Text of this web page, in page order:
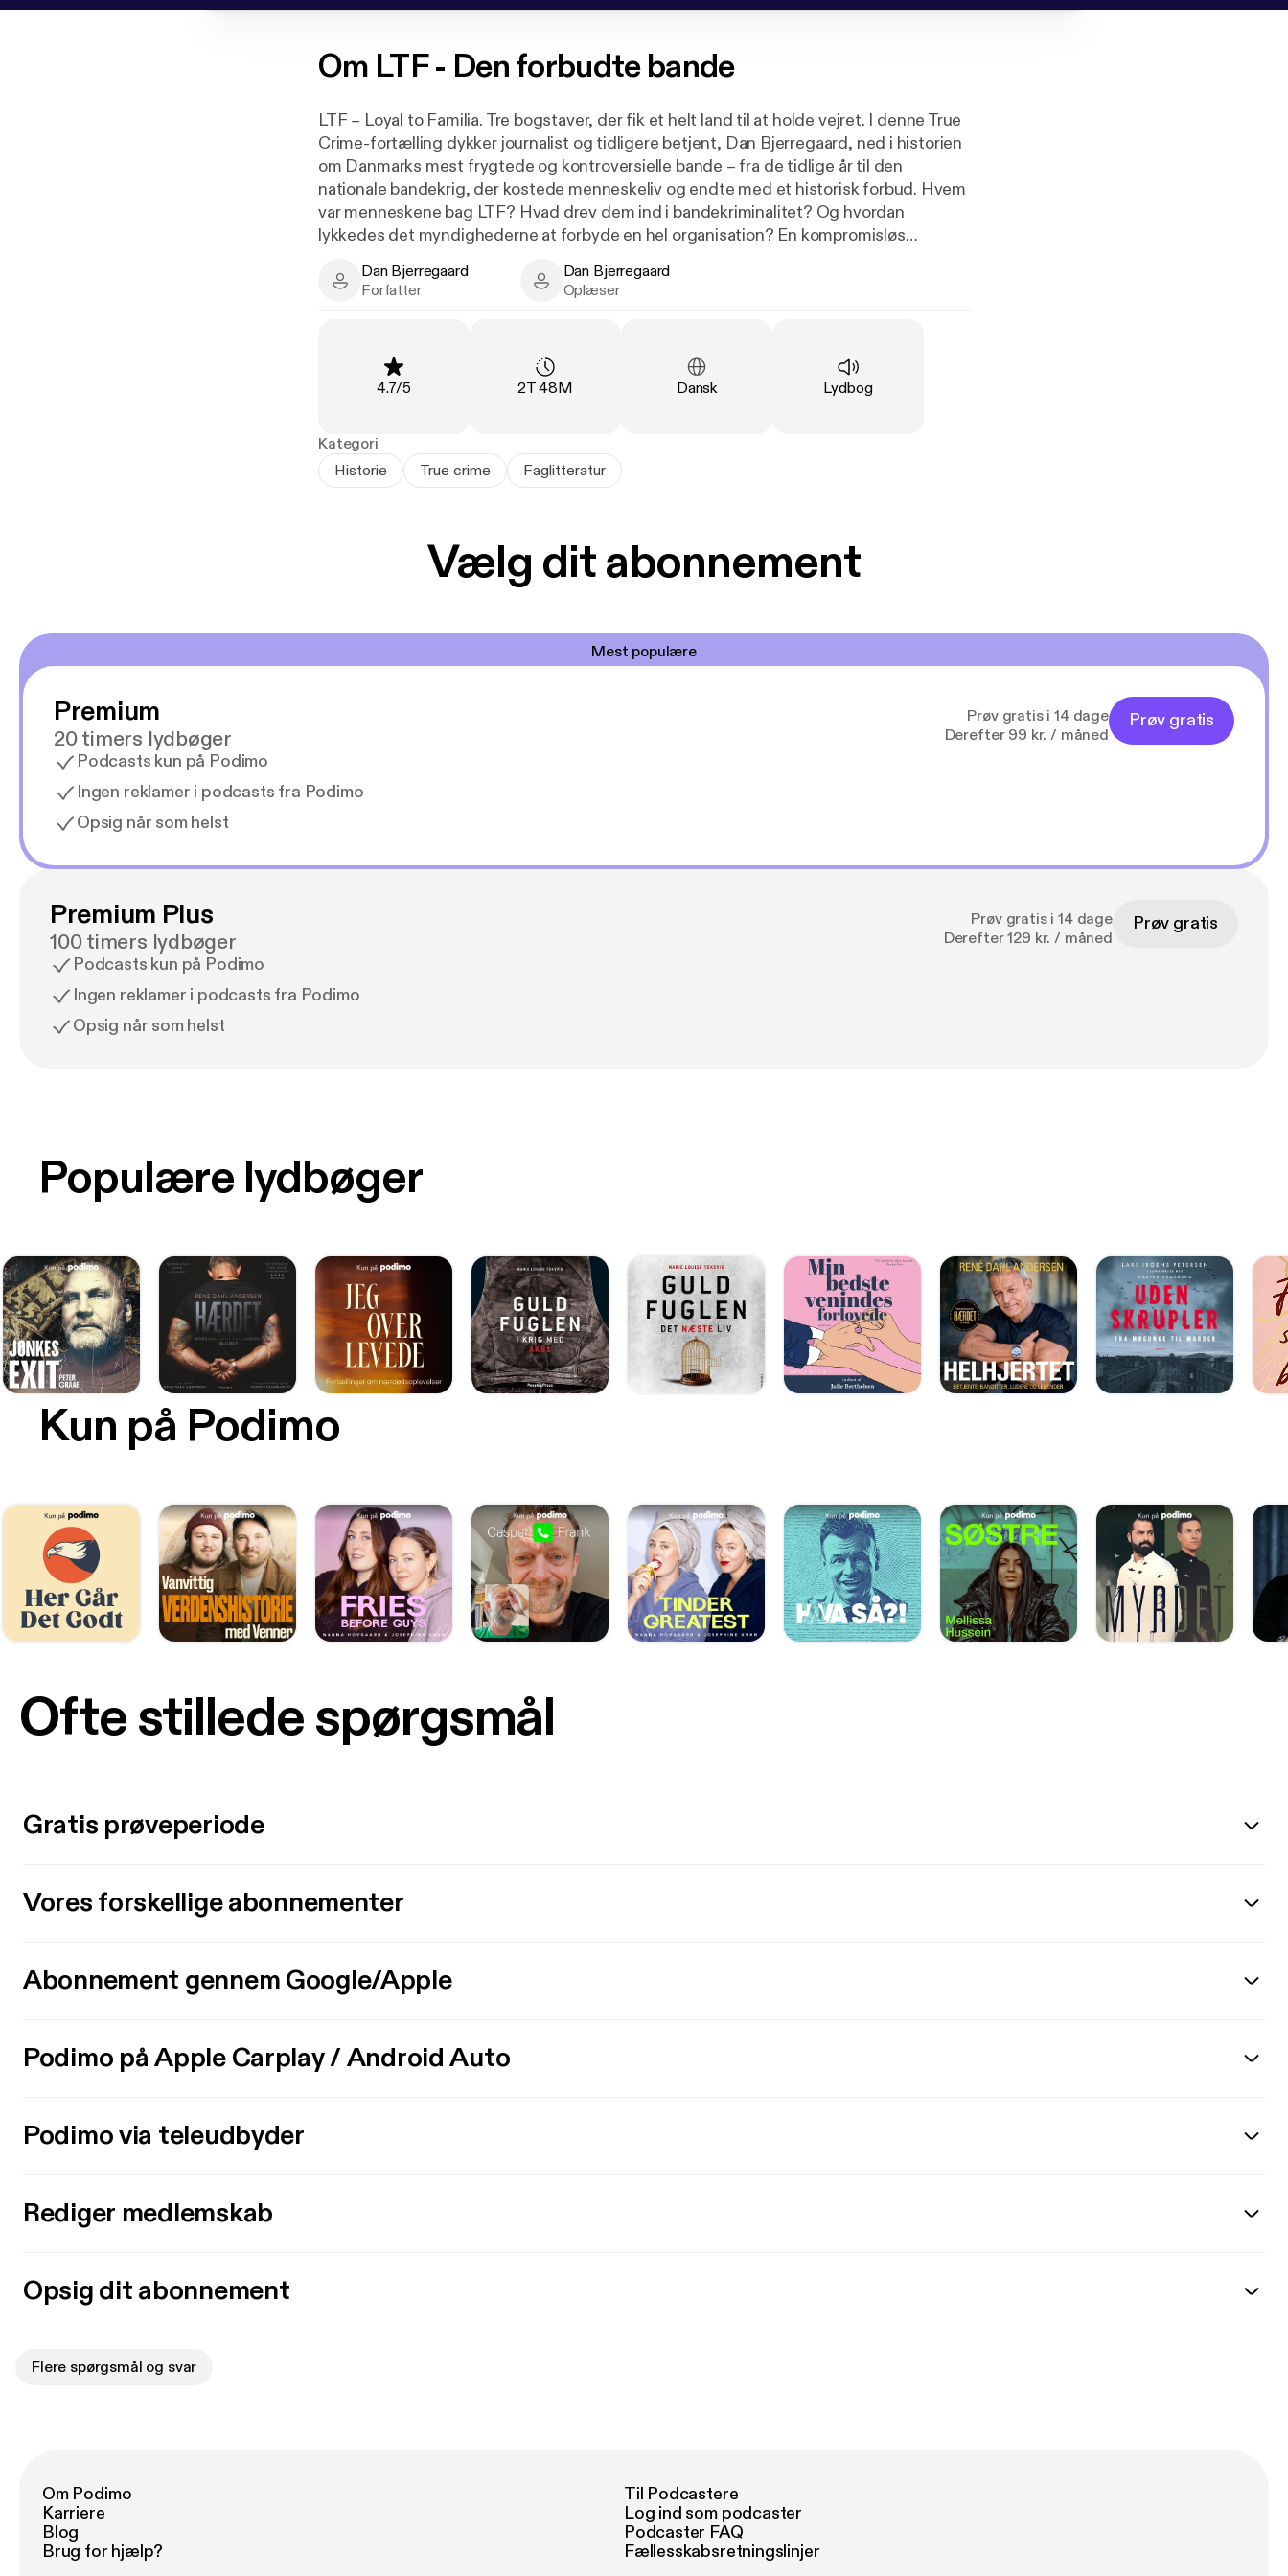
Om LTF - Den forbudte bande
LTF – Loyal to Familia. Tre bogstaver, der fik et helt land til at holde vejret. I denne True
Crime-fortælling dykker journalist og tidligere betjent, Dan Bjerregaard, ned i historien
om Danmarks mest frygtede og kontroversielle bande – fra de tidlige år til den
nationale bandekrig, der kostede menneskeliv og endte med et historisk forbud. Hvem
var menneskene bag LTF? Hvad drev dem ind i bandekriminalitet? Og hvordan
lykkedes det myndighederne at forbyde en hel organisation? En kompromisløs
Lydbogsudgaven af podcastserien af samme navn — samlet til én sammenhængende
Fortæller: Dan Bjerregaard
Producer: Thomas Arent
Dan Bjerregaard - Author
Dan Bjerregaard
Forfatter
Dan Bjerregaard - Narrator
Dan Bjerregaard
Oplæser
Vurdering
4.7/5 Varighed
2T 48M Sprog:
Dansk Type:
Lydbog
Kategori
Historie
True crime Faglitteratur
Vælg dit abonnement
Mest populære
Premium
20 timers lydbøger
Podcasts kun på Podimo
Ingen reklamer i podcasts fra Podimo
Opsig når som helst
Prøv gratis i 14 dage
Derefter 99 kr. / måned
Prøv gratis
Premium Plus
100 timers lydbøger
Podcasts kun på Podimo
Ingen reklamer i podcasts fra Podimo
Opsig når som helst
Prøv gratis i 14 dage
Derefter 129 kr. / måned
Prøv gratis
Kun på Podimo
Populære lydbøger
Ofte stillede spørgsmål
Gratis prøveperiode
Vores forskellige abonnementer
Abonnement gennem Google/Apple
Podimo på Apple Carplay / Android Auto
Podimo via teleudbyder
Rediger medlemskab
Opsig dit abonnement
Flere spørgsmål og svar
Om Podimo
Karriere
Blog
Brug for hjælp?
Til Podcastere
Log ind som podcaster
Podcaster FAQ
Fællesskabsretningslinjer